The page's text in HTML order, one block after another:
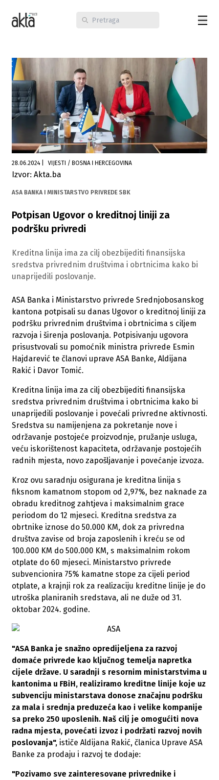
28.06.2024 VIJESTI / BOSNA I HERCEGOVINA
Izvor: Akta.ba
ASA BANKA I MINISTARSTVO PRIVREDE SBK
Potpisan Ugovor o kreditnoj liniji za
podršku privredi
Kreditna linija ima za cilj obezbijediti finansijska
sredstva privrednim društvima i obrtnicima kako bi
unaprijedili poslovanje.
ASA Banka i Ministarstvo privrede Srednjobosanskog
kantona potpisali su danas Ugovor o kreditnoj liniji za
podršku privrednim društvima i obrtnicima s ciljem
razvoja i širenja poslovanja. Potpisivanju ugovora
prisustvovali su pomoćnik ministra privrede Esmin
Hajdarević te članovi uprave ASA Banke, Aldijana
Rakić i Davor Tomić.
Kreditna linija ima za cilj obezbijediti finansijska
sredstva privrednim društvima i obrtnicima kako bi
unaprijedili poslovanje i povećali privredne aktivnosti.
Sredstva su namijenjena za pokretanje nove i
održavanje postojeće proizvodnje, pružanje usluga,
veću iskorištenost kapaciteta, održavanje postojećih
radnih mjesta, novo zapošljavanje i povećanje izvoza.
Kroz ovu saradnju osigurana je kreditna linija s
fiksnom kamatnom stopom od 2,97%, bez naknade za
obradu kreditnog zahtjeva i maksimalnim grace
periodom do 12 mjeseci. Kreditna sredstva za
obrtnike iznose do 50.000 KM, dok za privredna
društva zavise od broja zaposlenih i kreću se od
100.000 KM do 500.000 KM, s maksimalnim rokom
otplate do 60 mjeseci. Ministarstvo privrede
subvencionira 75% kamatne stope za cijeli period
otplate, a krajnji rok za realizaciju kreditne linije je do
utroška planiranih sredstava, ali ne duže od 31.
oktobar 2024. godine.
"ASA Banka je snažno opredijeljena za razvoj
domaće privrede kao ključnog temelja napretka
cijele države. U saradnji s resornim ministarstvima u
kantonima u FBiH, realiziramo kreditne linije koje uz
subvenciju ministarstava donose značajnu podršku
za mala i srednja preduzeća kao i velike kompanije
sa preko 250 uposlenih. Naš cilj je omogućiti nova
radna mjesta, povećati izvoz i podržati razvoj novih
poslovanja", ističe Aldijana Rakić, članica Uprave ASA
Banke za prodaju i razvoj te dodaje:
"Pozivamo sve zainteresovane privrednike i